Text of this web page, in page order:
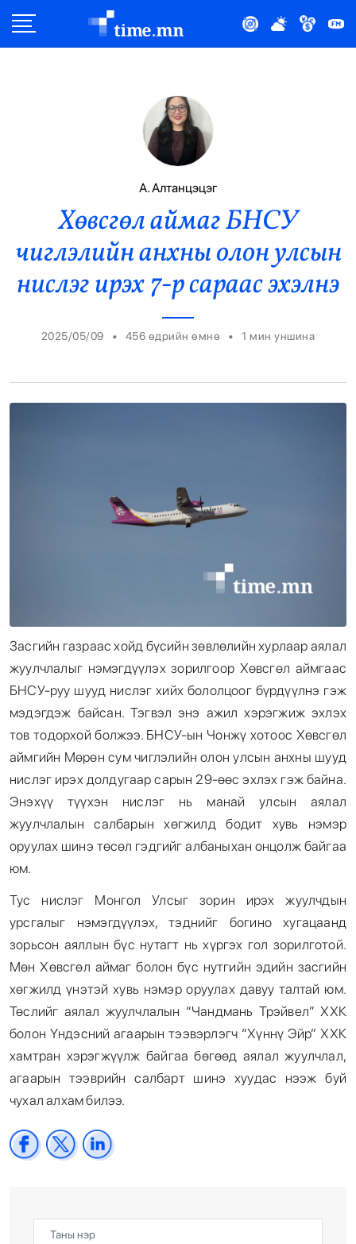
Эдийн Засаг
Нийтлэлчийн Булан
Эрүүл Мэнд
Орон Нутаг
Спорт
Энтертайнмент
А. Алтанцэцэг
Хөвсгөл аймаг БНСУ
чиглэлийн анхны олон улсын
нислэг ирэх 7-р сараас эхэлнэ
2025/05/09 • 456 өдрийн өмнө • 1 мин уншина
Засгийн газраас хойд бүсийн зөвлөлийн хурлаар аялал
жуулчлалыг нэмэгдүүлэх зорилгоор Хөвсгөл аймгаас
БНСУ-руу шууд нислэг хийх бололцоог бүрдүүлнэ гэж
мэдэгдэж байсан. Тэгвэл энэ ажил хэрэгжиж эхлэх
тов тодорхой болжээ. БНСУ-ын Чонжү хотоос Хөвсгөл
аймгийн Мөрөн сум чиглэлийн олон улсын анхны шууд
нислэг ирэх долдугаар сарын 29-өөс эхлэх гэж байна.
Энэхүү түүхэн нислэг нь манай улсын аялал
жуулчлалын салбарын хөгжилд бодит хувь нэмэр
оруулах шинэ төсөл гэдгийг албаныхан онцолж байгаа
юм.
Тус нислэг Монгол Улсыг зорин ирэх жуулчдын
урсгалыг нэмэгдүүлэх, тэднийг богино хугацаанд
зорьсон аяллын бүс нутагт нь хүргэх гол зорилготой.
Мөн Хөвсгөл аймаг болон бүс нутгийн эдийн засгийн
хөгжилд үнэтэй хувь нэмэр оруулах давуу талтай юм.
Төслийг аялал жуулчлалын “Чандмань Трэйвел” ХХК
болон Үндэсний агаарын тээвэрлэгч “Хүннү Эйр” ХХК
хамтран хэрэгжүүлж байгаа бөгөөд аялал жуулчлал,
агаарын тээврийн салбарт шинэ хуудас нээж буй
чухал алхам билээ.